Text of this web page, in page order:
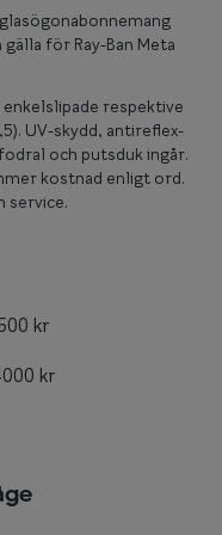
för Ray-Ban Meta
respektive
UV-skydd, antireflex-
och putsduk ingår.
kostnad enligt ord.
service.
kr
kr